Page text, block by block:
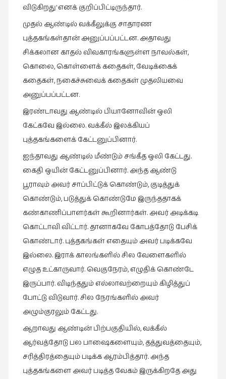
விடுகிறது’ எனக் குறிப்பிட்டிருந்தார்.
முதல் ஆண்டில் வக்கீலுக்கு சாதாரண
புத்தகங்கள்தான் அனுப்பப்பட்டன. அதாவது
சிக்கலான காதல் விவகாரங்களுள்ள நாவல்கள்,
கொலை, கொள்ளைக் கதைகள், வேடிக்கைக்
கதைகள், நகைச்சுவைக் கதைகள் முதலியவை
அனுப்பப்பட்டன.
இரண்டாவது ஆண்டில் பியானோவின் ஒலி
கேட்கவே இல்லை. வக்கீல் இலக்கியப்
புத்தகங்களைக் கேட்டனுப்பினார்.
ஐந்தாவது ஆண்டில் மீண்டும் சங்கீத ஒலி கேட்டது.
கைதி ஒயின் கேட்டனுப்பினார். அந்த ஆண்டு
பூராவும் அவர் சாப்பிட்டுக் கொண்டும், குடித்துக்
கொண்டும், படுத்துக் கொண்டுமே இருந்ததாகக்
கண்காணிப்பாளர்கள் கூறினார்கள். அவர் அடிக்கடி
கொட்டாவி விட்டார். தானாகவே கோபத்தோடு பேசிக்
கொண்டார். புத்தகங்கள் எதையும் அவர் படிக்கவே
இல்லை. இராக் காலங்களில் சில வேளைகளில்
எழுத உட்காருவார். வெகுநேரம், எழுதிக் கொண்டே
இருப்பார். விடிந்ததும் எல்லாவற்றையும் கிழித்துப்
போட்டு விடுவார். சில நேரங்களில் அவர்
அழும்குரலும் கேட்டது.
ஆறாவது ஆண்டின் பிற்பகுதியில், வக்கீல்
ஆர்வத்தோடு பல பாஷைகளையும், தத்துவத்தையும்,
சரித்திரத்தையும் படிக்க ஆரம்பித்தார். அந்த
புத்தகங்களை அவர் படித்த வேகம் இருக்கிறதே அது